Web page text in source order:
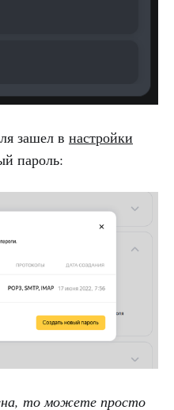
зашел в настройки
пароль:
то можете просто